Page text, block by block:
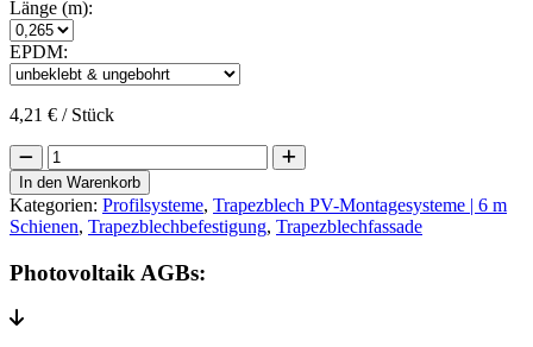
Länge (m):
EPDM:
4,21 € / Stück
Trapez
Kurzschiene
hoch
(Gesamthöhe
60
mm
/
0,265m)
In den Warenkorb
Kategorien: Profilsysteme, Trapezblech PV-Montagesysteme | 6 m
Schienen, Trapezblechbefestigung, Trapezblechfassade
Photovoltaik AGBs: